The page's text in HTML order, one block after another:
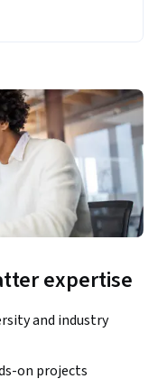
expertise
and industry
on projects